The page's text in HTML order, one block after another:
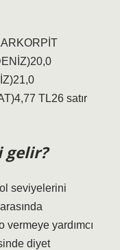
TL26 satır
gelir?
seviyelerini
vermeye yardımcı
diyet